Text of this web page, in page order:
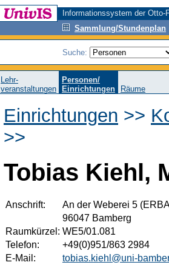
Informationssystem der
Sammlung/Stundenplan
Suche:
Lehr-
veranstaltungen
Personen/
Einrichtungen
Räume
Einrichtungen >>
>>
Tobias Kiehl,
Anschrift:
An der Weberei 5
96047 Bamberg
Raumkürzel: WE5/01.081
Telefon:
+49(0)951/863 2984
E-Mail:
tobias.kiehl@uni-